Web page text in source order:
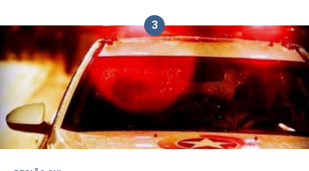
3